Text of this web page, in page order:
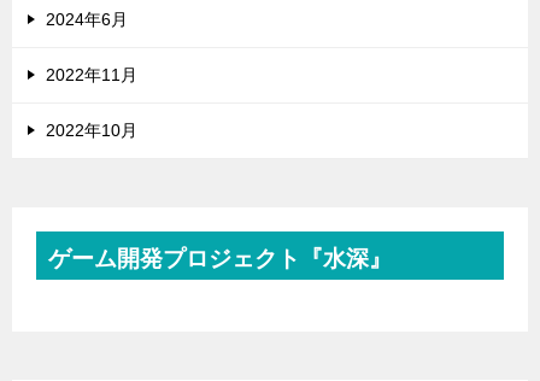
2024年6月
2022年11月
2022年10月
ゲーム開発プロジェクト『水深』